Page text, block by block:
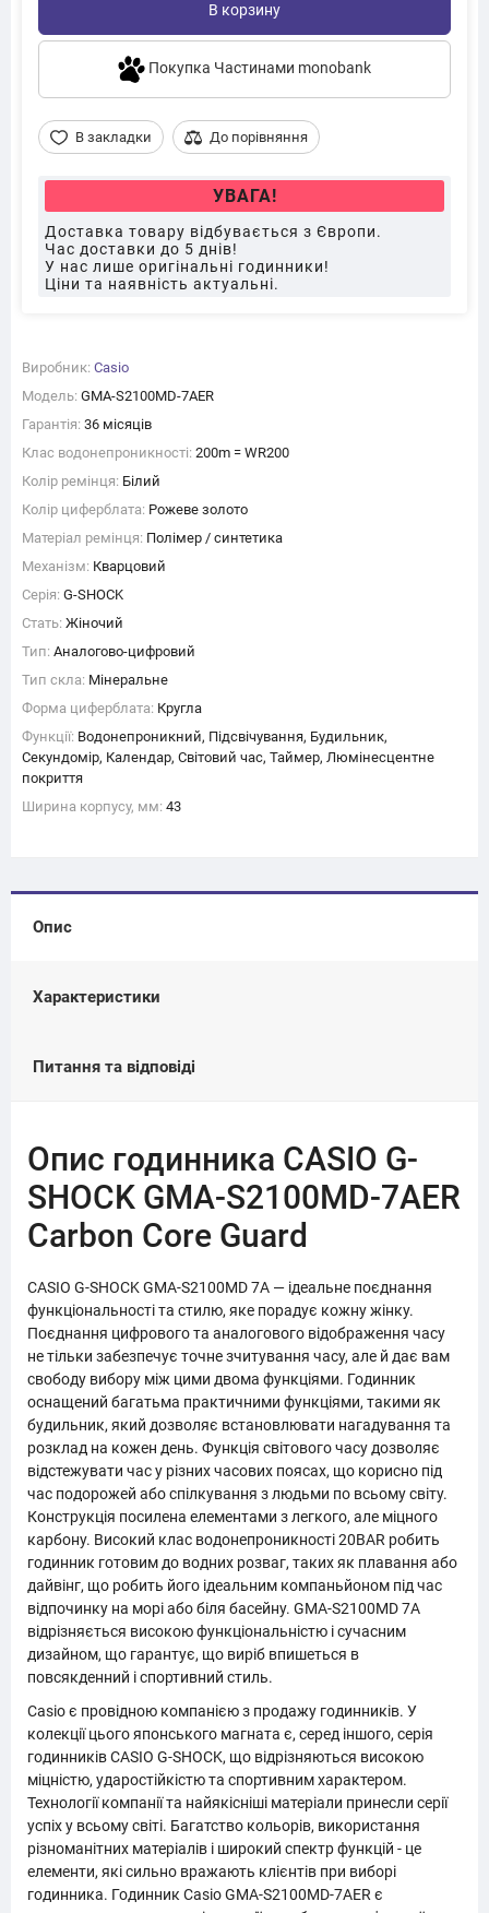
В корзину
Покупка Частинами monobank
В закладки До порівняння
УВАГА!
Доставка товару відбувається з Європи.
Час доставки до 5 днів!
У нас лише оригінальні годинники!
Ціни та наявність актуальні.
Виробник: Casio
Модель: GMA-S2100MD-7AER
Гарантія: 36 місяців
Клас водонепроникності: 200m = WR200
Колір ремінця: Білий
Колір циферблата: Рожеве золото
Матеріал ремінця: Полімер / синтетика
Механізм: Кварцовий
Серія: G-SHOCK
Стать: Жіночий
Тип: Аналогово-цифровий
Тип скла: Мінеральне
Форма циферблата: Кругла
Функції: Водонепроникний, Підсвічування, Будильник,
Секундомір, Календар, Світовий час, Таймер, Люмінесцентне
покриття
Ширина корпусу, мм: 43
Опис
Характеристики
Питання та відповіді
Опис годинника CASIO G-
SHOCK GMA-S2100MD-7AER
Carbon Core Guard
CASIO G-SHOCK GMA-S2100MD 7A — ідеальне поєднання
функціональності та стилю, яке порадує кожну жінку.
Поєднання цифрового та аналогового відображення часу
не тільки забезпечує точне зчитування часу, але й дає вам
свободу вибору між цими двома функціями. Годинник
оснащений багатьма практичними функціями, такими як
будильник, який дозволяє встановлювати нагадування та
розклад на кожен день. Функція світового часу дозволяє
відстежувати час у різних часових поясах, що корисно під
час подорожей або спілкування з людьми по всьому світу.
Конструкція посилена елементами з легкого, але міцного
карбону. Високий клас водонепроникності 20BAR робить
годинник готовим до водних розваг, таких як плавання або
дайвінг, що робить його ідеальним компаньйоном під час
відпочинку на морі або біля басейну. GMA-S2100MD 7A
відрізняється високою функціональністю і сучасним
дизайном, що гарантує, що виріб впишеться в
повсякденний і спортивний стиль.
Casio є провідною компанією з продажу годинників. У
колекції цього японського магната є, серед іншого, серія
годинників CASIO G-SHOCK, що відрізняються високою
міцністю, ударостійкістю та спортивним характером.
Технології компанії та найякісніші матеріали принесли серії
успіх у всьому світі. Багатство кольорів, використання
різноманітних матеріалів і широкий спектр функцій - це
елементи, які сильно вражають клієнтів при виборі
годинника. Годинник Casio GMA-S2100MD-7AER є